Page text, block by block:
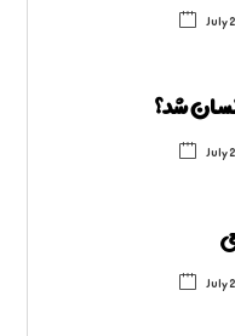
July
شد؟
July
July